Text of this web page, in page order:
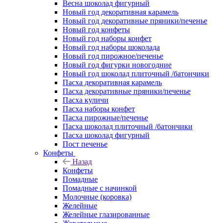
Весна шоколад фигурный
Новый год декоративная карамель
Новый год декоративные пряники/печенье
Новый год конфеты
Новый год наборы конфет
Новый год наборы шоколада
Новый год пирожное/печенье
Новый год фигурки новогодние
Новый год шоколад плиточный /батончики
Пасха декоративная карамель
Пасха декоративные пряники/печенье
Пасха куличи
Пасха наборы конфет
Пасха пирожные/печенье
Пасха шоколад плиточный /батончики
Пасха шоколад фигурный
Пост печенье
Конфеты
Назад
Конфеты
Помадные
Помадные с начинкой
Молочные (коровка)
Желейные
Желейные глазированные